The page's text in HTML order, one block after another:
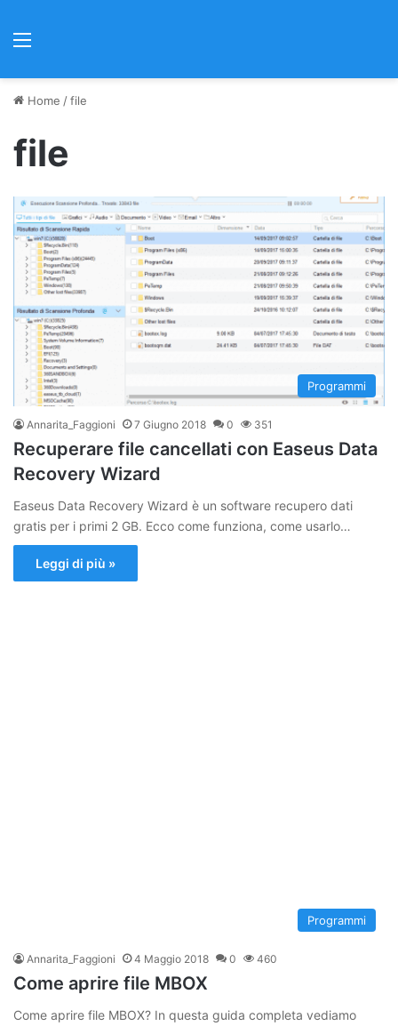
Home /file
file
Programmi
Annarita_Faggioni 7 Giugno 2018 0 351
Recuperare file cancellati con Easeus Data
Recovery Wizard
Easeus Data Recovery Wizard è un software recupero dati
gratis per i primi 2 GB. Ecco come funziona, come usarlo…
Leggi di più »
Programmi
Annarita_Faggioni 4 Maggio 2018 0 460
Come aprire file MBOX
Come aprire file MBOX? In questa guida completa vediamo